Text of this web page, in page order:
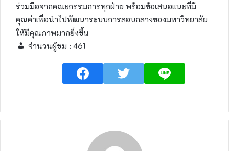
ร่วมมือจากคณะกรรมการทุกฝ่าย พร้อมข้อเสนอแนะที่มี
คุณค่าเพื่อนำไปพัฒนาระบบการสอบกลางของมหาวิทยาลัย
ให้มีคุณภาพมากยิ่งขึ้น
จำนวนผู้ชม : 461